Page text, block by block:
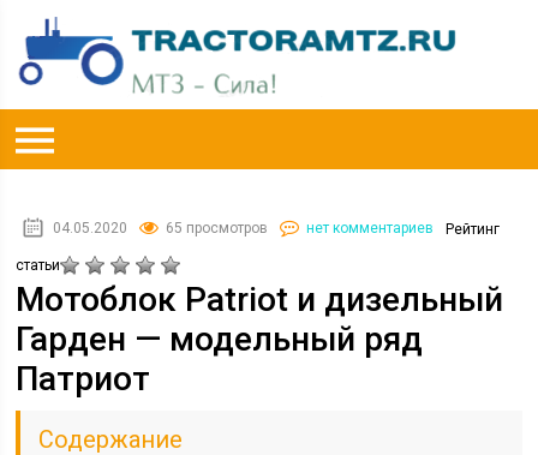
04.05.2020 65 просмотров нет комментариев Рейтинг
статьи
Мотоблок Patriot и дизельный
Гарден — модельный ряд
Патриот
Содержание